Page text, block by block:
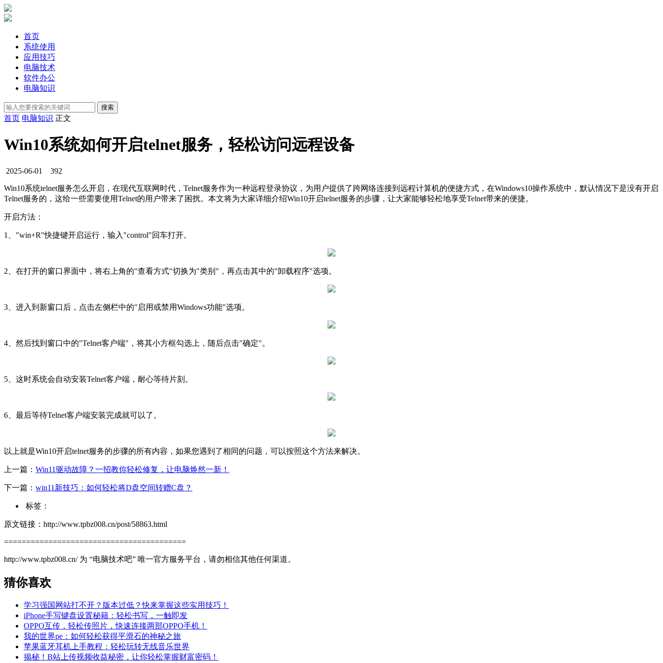
首页
系统使用
应用技巧
电脑技术
软件办公
电脑知识
首页 电脑知识 正文
Win10系统如何开启telnet服务，轻松访问远程设备
2025-06-01 392
Win10系统telnet服务怎么开启，在现代互联网时代，Telnet服务作为一种远程登录协议，为用户提供了跨网络连接到远程计算机的便捷方式，在Windows10操作系统中，默认情况下是没有开启
Telnet服务的，这给一些需要使用Telnet的用户带来了困扰。本文将为大家详细介绍Win10开启telnet服务的步骤，让大家能够轻松地享受Telnet带来的便捷。
开启方法：
1、"win+R"快捷键开启运行，输入"control"回车打开。
2、在打开的窗口界面中，将右上角的"查看方式"切换为"类别"，再点击其中的"卸载程序"选项。
3、进入到新窗口后，点击左侧栏中的"启用或禁用Windows功能"选项。
4、然后找到窗口中的"Telnet客户端"，将其小方框勾选上，随后点击"确定"。
5、这时系统会自动安装Telnet客户端，耐心等待片刻。
6、最后等待Telnet客户端安装完成就可以了。
以上就是Win10开启telnet服务的步骤的所有内容，如果您遇到了相同的问题，可以按照这个方法来解决。
上一篇： Win11驱动故障？一招教你轻松修复，让电脑焕然一新！
下一篇： win11新技巧：如何轻松将D盘空间转赠C盘？
标签：
原文链接：http://www.tpbz008.cn/post/58863.html
=========================================
http://www.tpbz008.cn/ 为 “电脑技术吧” 唯一官方服务平台，请勿相信其他任何渠道。
猜你喜欢
学习强国网站打不开？版本过低？快来掌握这些实用技巧！
iPhone手写键盘设置秘籍：轻松书写，一触即发
OPPO互传，轻松传照片，快速连接两部OPPO手机！
我的世界pe：如何轻松获得平滑石的神秘之旅
苹果蓝牙耳机上手教程：轻松玩转无线音乐世界
揭秘！B站上传视频收益秘密，让你轻松掌握财富密码！